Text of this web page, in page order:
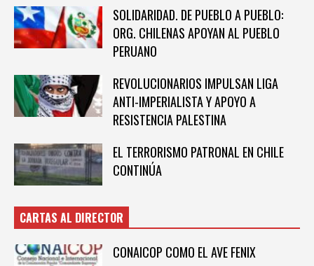
SOLIDARIDAD. DE PUEBLO A PUEBLO:
ORG. CHILENAS APOYAN AL PUEBLO
PERUANO
REVOLUCIONARIOS IMPULSAN LIGA
ANTI-IMPERIALISTA Y APOYO A
RESISTENCIA PALESTINA
EL TERRORISMO PATRONAL EN CHILE
CONTINÚA
CARTAS AL DIRECTOR
CONAICOP COMO EL AVE FENIX